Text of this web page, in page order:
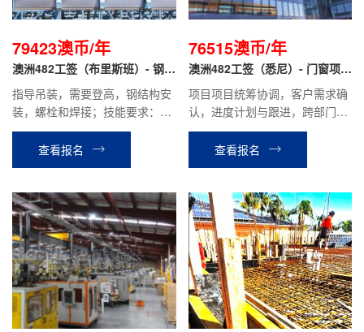
79423澳币/年
澳洲482工签（布里斯班）- 钢结
指导吊装，需要登高，钢结构安
装，螺栓和焊接；技能要求：干
过钢结构，会二保焊
查看报名
76515澳币/年
澳洲482工签（悉尼）- 门窗项目
项目项目统筹协调，客户需求确
认，进度计划与跟进，跨部门协
调与问题处理，安装进度了解与
配合，项目交付跟进。
查看报名